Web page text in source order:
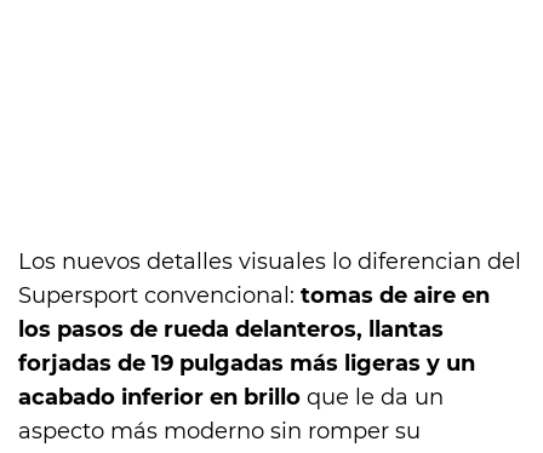
Los nuevos detalles visuales lo diferencian del
Supersport convencional: tomas de aire en
los pasos de rueda delanteros, llantas
forjadas de 19 pulgadas más ligeras y un
acabado inferior en brillo que le da un
aspecto más moderno sin romper su